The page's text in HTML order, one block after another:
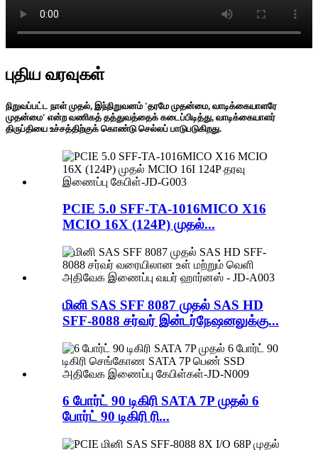
புதிய வரவுகள்
நிறுவப்பட்ட நாள் முதல், இந்நிறுவனம் 'தரமே முதன்மை, வாடிக்கையாளரே
முதன்மை' என்ற வணிகத் தத்துவத்தைக் கடைப்பிடித்து, வாடிக்கையாளர்
திருப்தியை உச்சத்திற்குக் கொண்டு செல்லப் பாடுபடுகிறது.
PCIE 5.0 SFF-TA-1016MICO X16
MCIO 16X (124P) முதல்...
மினி SAS SFF 8087 முதல் SAS HD
SFF-8088 சர்வர் இன்டர்நேஷனலுக்கு...
6 போர்ட் 90 டிகிரி SATA 7P முதல் 6
போர்ட் 90 டிகிரி ரி...